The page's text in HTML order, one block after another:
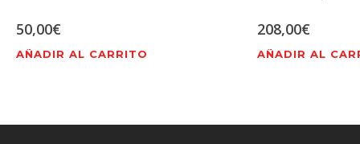
50,00€
AÑADIR AL CARRITO
208,00€
AÑADIR AL